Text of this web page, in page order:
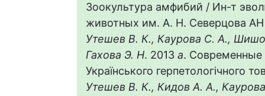
Зоокультура амфибий / Ин-т
животных им. А. Н. Северцова
Утешев В. К., Каурова С. А.,
Гахова Э. Н. 2013 а. Современные
Українського герпетологічного
Утешев В. К., Кидов А. А.,